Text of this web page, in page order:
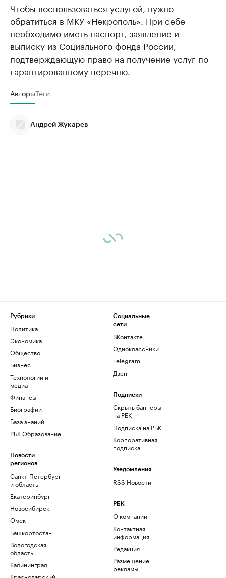
Чтобы воспользоваться услугой, нужно
обратиться в МКУ «Некрополь». При себе
необходимо иметь паспорт, заявление и
выписку из Социального фонда России,
подтверждающую право на получение услуг по
гарантированному перечню.
АвторыТеги
Андрей Жукарев
Рубрики
Политика
Экономика
Общество
Бизнес
Технологии и
медиа
Финансы
Биографии
База знаний
РБК Образование
Новости
регионов
Санкт-Петербург
и область
Екатеринбург
Новосибирск
Омск
Башкортостан
Вологодская
область
Калининград
Социальные
сети
ВКонтакте
Одноклассники
Telegram
Дзен
Подписки
Скрыть баннеры
на РБК
Подписка на РБК
Корпоративная
подписка
Уведомления
RSS Новости
РБК
О компании
Контактная
информация
Редакция
Размещение
рекламы